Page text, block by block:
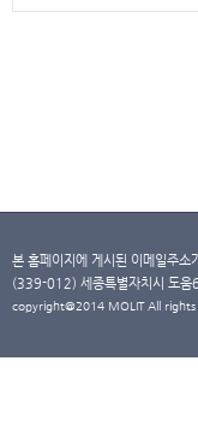
본 홈페이지에 게시된 이메일주소
(339-012) 세종특별자치시 도
copyright@2014 MOLIT All rights